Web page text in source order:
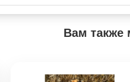
Вам также